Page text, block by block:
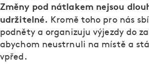
Změny pod nátlakem nejsou
udržitelné. Kromě toho pro nás
podněty a organizuju výjezdy do
abychom neustrnuli na místě a
vpřed.